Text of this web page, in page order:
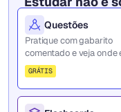
Questões
Pratique com gabarito
comentado e veja onde
GRÁTIS